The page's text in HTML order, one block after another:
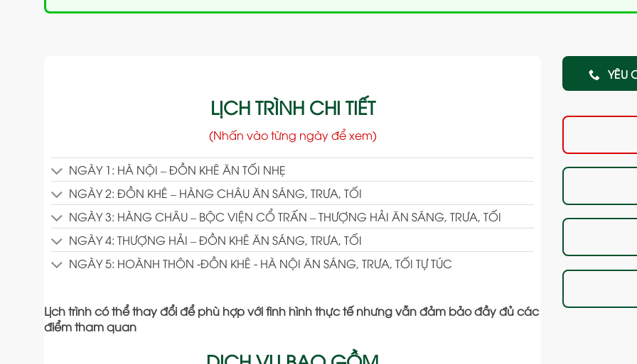
LỊCH TRÌNH CHI TIẾT
(Nhấn vào từng ngày để xem)
NGÀY 1: HÀ NỘI – ĐỒN KHÊ ĂN TỐI NHẸ
NGÀY 2: ĐỒN KHÊ – HÀNG CHÂU ĂN SÁNG, TRƯA, TỐI
NGÀY 3: HÀNG CHÂU – BỘC VIỆN CỔ TRẤN – THƯỢNG HẢI ĂN SÁNG, TRƯA, TỐI
NGÀY 4: THƯỢNG HẢI – ĐỒN KHÊ ĂN SÁNG, TRƯA, TỐI
NGÀY 5: HOÀNH THÔN -ĐỒN KHÊ - HÀ NỘI ĂN SÁNG, TRƯA, TỐI TỰ TÚC
Lịch trình có thể thay đổi để phù hợp với tình hình thực tế nhưng vẫn đảm bảo đầy đủ các
điểm tham quan
YÊU